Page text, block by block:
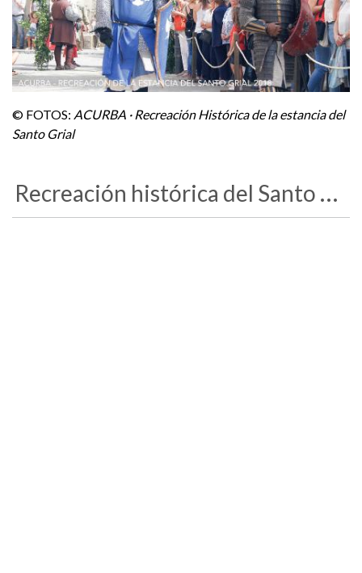
© FOTOS: ACURBA · Recreación Histórica de la estancia del
Santo Grial
Recreación histórica del Santo Grial